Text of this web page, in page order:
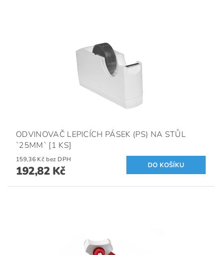
ODVINOVAČ LEPICÍCH PÁSEK (PS) NA STŮL
`25MM` [1 KS]
159,36 Kč bez DPH
192,82 Kč